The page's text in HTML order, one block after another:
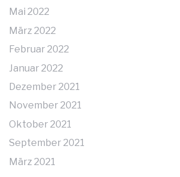
Mai 2022
März 2022
Februar 2022
Januar 2022
Dezember 2021
November 2021
Oktober 2021
September 2021
März 2021